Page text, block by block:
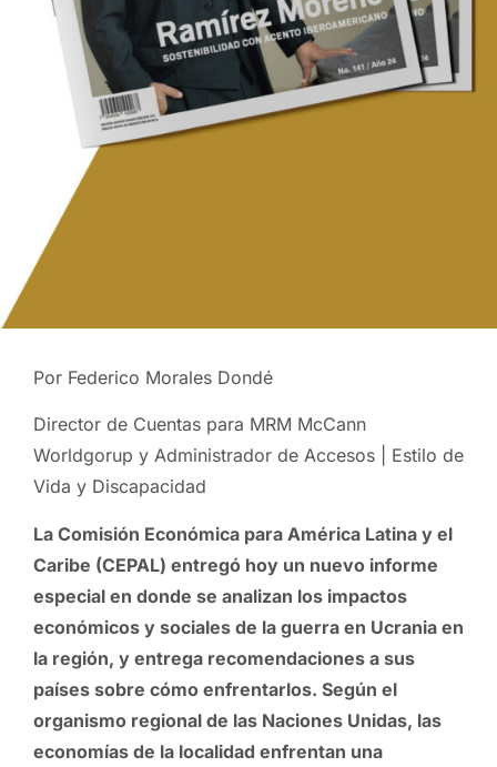
Por Federico Morales Dondé
Director de Cuentas para MRM McCann
Worldgorup y Administrador de Accesos | Estilo de
Vida y Discapacidad
La Comisión Económica para América Latina y el
Caribe (CEPAL) entregó hoy un nuevo informe
especial en donde se analizan los impactos
económicos y sociales de la guerra en Ucrania en
la región, y entrega recomendaciones a sus
países sobre cómo enfrentarlos. Según el
organismo regional de las Naciones Unidas, las
economías de la localidad enfrentan una